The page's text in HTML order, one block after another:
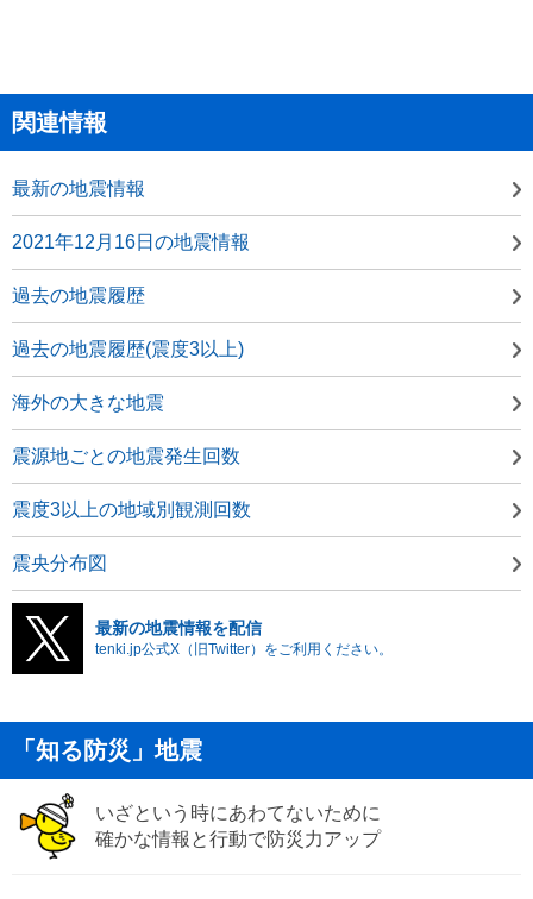
関連情報
最新の地震情報
2021年12月16日の地震情報
過去の地震履歴
過去の地震履歴(震度3以上)
海外の大きな地震
震源地ごとの地震発生回数
震度3以上の地域別観測回数
震央分布図
最新の地震情報を配信
tenki.jp公式X（旧Twitter）をご利用ください。
「知る防災」地震
いざという時にあわてないために
確かな情報と行動で防災力アップ